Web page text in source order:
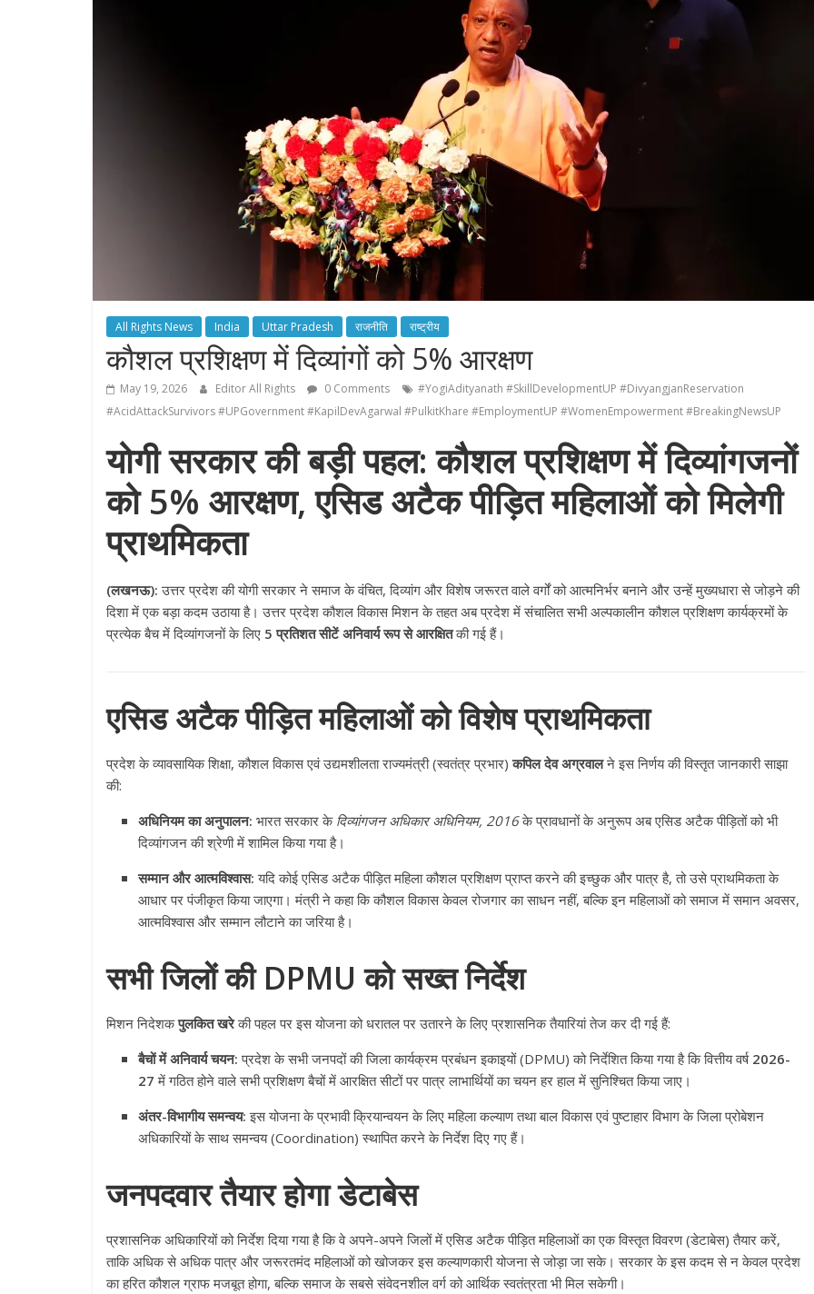
All Rights News India Uttar Pradesh राजनीति राष्ट्रीय
कौशल प्रशिक्षण में दिव्यांगों को 5% आरक्षण
May 19, 2026 Editor All Rights 0 Comments
#YogiAdityanath #SkillDevelopmentUP #DivyangjanReservation
#AcidAttackSurvivors #UPGovernment #KapilDevAgarwal #PulkitKhare #EmploymentUP #WomenEmpowerment #BreakingNewsUP
योगी सरकार की बड़ी पहल: कौशल प्रशिक्षण में दिव्यांगजनों
को 5% आरक्षण, एसिड अटैक पीड़ित महिलाओं को मिलेगी
प्राथमिकता
(लखनऊ): उत्तर प्रदेश की योगी सरकार ने समाज के वंचित, दिव्यांग और विशेष जरूरत वाले वर्गों को आत्मनिर्भर बनाने और उन्हें मुख्यधारा से जोड़ने की
दिशा में एक बड़ा कदम उठाया है। उत्तर प्रदेश कौशल विकास मिशन के तहत अब प्रदेश में संचालित सभी अल्पकालीन कौशल प्रशिक्षण कार्यक्रमों के
प्रत्येक बैच में दिव्यांगजनों के लिए 5 प्रतिशत सीटें अनिवार्य रूप से आरक्षितकी गई हैं।
एसिड अटैक पीड़ित महिलाओं को विशेष प्राथमिकता
प्रदेश के व्यावसायिक शिक्षा, कौशल विकास एवं उद्यमशीलता राज्यमंत्री (स्वतंत्र प्रभार)कपिल देव अग्रवालने इस निर्णय की विस्तृत जानकारी साझा
की:
अधिनियम का अनुपालन: भारत सरकार के दिव्यांगजन अधिकार अधिनियम, 2016के प्रावधानों के अनुरूप अब एसिड अटैक पीड़ितों को भी
दिव्यांगजन की श्रेणी में शामिल किया गया है।
सम्मान और आत्मविश्वास: यदि कोई एसिड अटैक पीड़ित महिला कौशल प्रशिक्षण प्राप्त करने की इच्छुक और पात्र है, तो उसे प्राथमिकता के
आधार पर पंजीकृत किया जाएगा। मंत्री ने कहा कि कौशल विकास केवल रोजगार का साधन नहीं, बल्कि इन महिलाओं को समाज में समान अवसर,
आत्मविश्वास और सम्मान लौटाने का जरिया है।
सभी जिलों की DPMU को सख्त निर्देश
मिशन निदेशकपुलकित खरेकी पहल पर इस योजना को धरातल पर उतारने के लिए प्रशासनिक तैयारियां तेज कर दी गई हैं:
बैचों में अनिवार्य चयन: प्रदेश के सभी जनपदों की जिला कार्यक्रम प्रबंधन इकाइयों (DPMU) को निर्देशित किया गया है कि वित्तीय वर्ष 2026-
27 में गठित होने वाले सभी प्रशिक्षण बैचों में आरक्षित सीटों पर पात्र लाभार्थियों का चयन हर हाल में सुनिश्चित किया जाए।
अंतर-विभागीय समन्वय: इस योजना के प्रभावी क्रियान्वयन के लिए महिला कल्याण तथा बाल विकास एवं पुष्टाहार विभाग के जिला प्रोबेशन
अधिकारियों के साथ समन्वय (Coordination) स्थापित करने के निर्देश दिए गए हैं।
जनपदवार तैयार होगा डेटाबेस
प्रशासनिक अधिकारियों को निर्देश दिया गया है कि वे अपने-अपने जिलों में एसिड अटैक पीड़ित महिलाओं का एक विस्तृत विवरण (डेटाबेस) तैयार करें,
ताकि अधिक से अधिक पात्र और जरूरतमंद महिलाओं को खोजकर इस कल्याणकारी योजना से जोड़ा जा सके। सरकार के इस कदम से न केवल प्रदेश
का हरित कौशल ग्राफ मजबूत होगा, बल्कि समाज के सबसे संवेदनशील वर्ग को आर्थिक स्वतंत्रता भी मिल सकेगी।
उपाध्यक्ष सोनू बाल्मीकि का किया गया
स्वागत
August 6, 2021 Editor All Rights